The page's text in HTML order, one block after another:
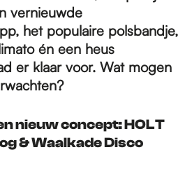
a
g
e
vernieuwde
het populaire polsbandje,
én een heus
er klaar voor. Wat mogen
nieuw concept: HOLT
& Waalkade Disco